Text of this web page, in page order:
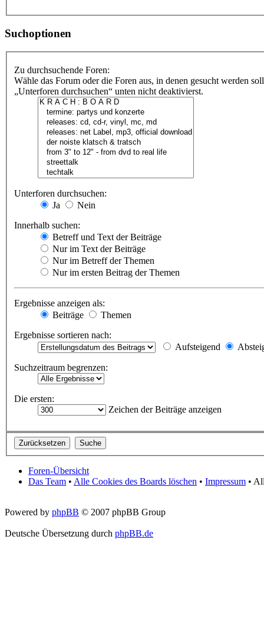
Suchoptionen
Zu durchsuchende Foren:
Wähle das Forum oder die Foren aus, in denen gesucht werden
„Unterforen durchsuchen“ unten nicht deaktivierst.
Unterforen durchsuchen:
Ja
Nein
Innerhalb suchen:
Betreff und Text der Beiträge
Nur im Text der Beiträge
Nur im Betreff der Themen
Nur im ersten Beitrag der Themen
Ergebnisse anzeigen als:
Beiträge
Themen
Ergebnisse sortieren nach:
Aufsteigend
Suchzeitraum begrenzen:
Die ersten:
Zeichen der Beiträge anzeigen
Foren-Übersicht
Das Team • Alle Cookies des Boards löschen • Impressum •
Powered by phpBB © 2007 phpBB Group
Deutsche Übersetzung durch phpBB.de